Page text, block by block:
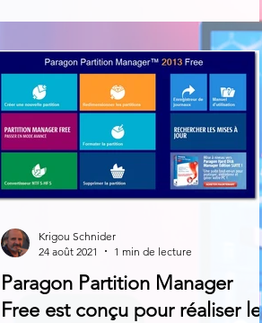
Paragon Partition Manager
Free est conçu pour réaliser le
Krigou Schnider
24 août 2021
1 min de lecture